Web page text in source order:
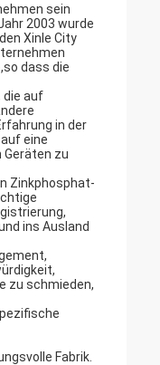
sein
2003 wurde
Xinle City
dass die
die auf
in der
eine
Geräten zu
Zinkphosphat-
ins Ausland
zu schmieden,
Fabrik.